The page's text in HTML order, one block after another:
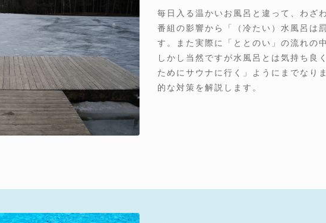
毎日入る温かいお風呂と違って、わざ
番組の影響から「（冷たい）水風呂は
す。また実際に「ととのい」の流れの
しかし当然ですが水風呂とは気持ち良
ためにサウナに行く」ようにまでなり
的な対策を解説します。